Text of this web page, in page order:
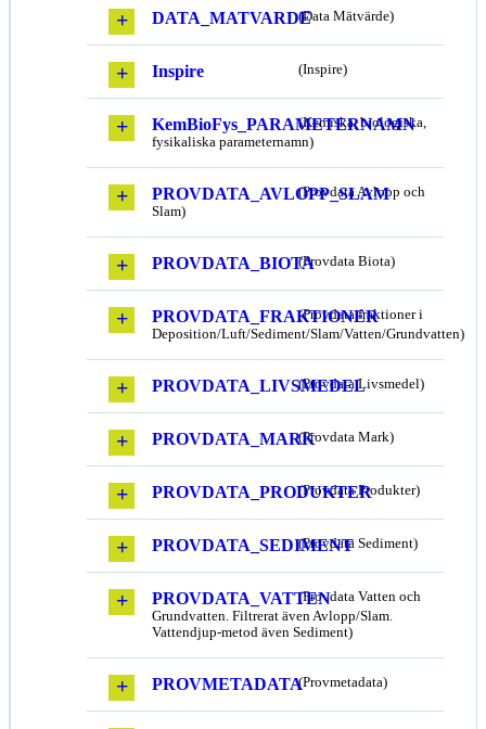
DATA_MATVARDE(Data Mätvärde)
Inspire (Inspire)
KemBioFys_PARAMETERNAMN
(Kemiska, biologiska,
fysikaliska parameternamn)
PROVDATA_AVLOPP_SLAM
(Provdata Avlopp och
Slam)
PROVDATA_BIOTA(Provdata Biota)
PROVDATA_FRAKTIONER
(Provdata fraktioner i
Deposition/Luft/Sediment/Slam/Vatten/Grundvatten)
PROVDATA_LIVSMEDEL
(Provdata Livsmedel)
PROVDATA_MARK(Provdata Mark)
PROVDATA_PRODUKTER
(Provdata Produkter)
PROVDATA_SEDIMENT(Provdata Sediment)
PROVDATA_VATTEN(Provdata Vatten och
Grundvatten. Filtrerat även Avlopp/Slam.
Vattendjup-metod även Sediment)
PROVMETADATA(Provmetadata)